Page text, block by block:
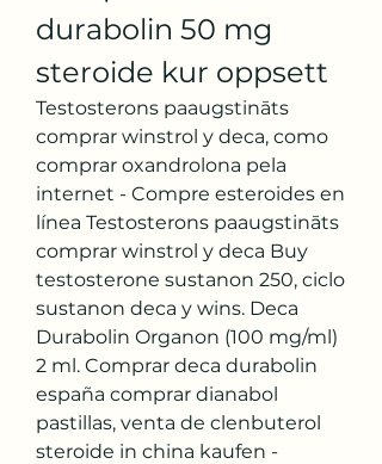
durabolin 50 mg
steroide kur oppsett
Testosterons paaugstināts
comprar winstrol y deca, como
comprar oxandrolona pela
internet - Compre esteroides en
línea Testosterons paaugstināts
comprar winstrol y deca Buy
testosterone sustanon 250, ciclo
sustanon deca y wins. Deca
Durabolin Organon (100 mg/ml)
2 ml. Comprar deca durabolin
españa comprar dianabol
pastillas, venta de clenbuterol
steroide in china kaufen -